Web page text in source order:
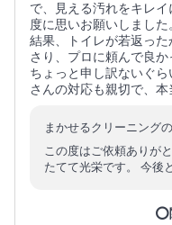
で、見える汚れをキレ
度に思いお願いしました
結果、トイレが若返っ
さり、プロに頼んで良か
ちょっと申し訳ないぐ
さんの対応も親切で、本
まかせるクリーニング
この度はご依頼ありが
たてて光栄です。 今後
⭕